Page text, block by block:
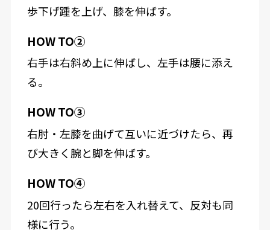
歩下げ踵を上げ、膝を伸ばす。
HOW TO②
右手は右斜め上に伸ばし、左手は腰に添え
る。
HOW TO③
右肘・左膝を曲げて互いに近づけたら、再
び大きく腕と脚を伸ばす。
HOW TO④
20回行ったら左右を入れ替えて、反対も同
様に行う。